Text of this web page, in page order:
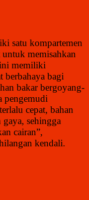
satu kompartemen
untuk memisahkan
memiliki
berbahaya bagi
bakar bergoyang-
pengemudi
cepat, bahan
sehingga
cairan”,
kendali.